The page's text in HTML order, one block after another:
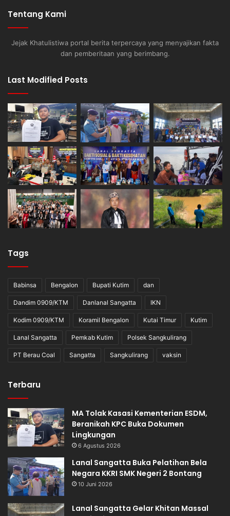
Tentang Kami
Jejak Khatulistiwa portal berita terpercaya yang menyajikan fakta
dan pemberitaan yang berimbang.
Last Modified Posts
Tags
Babinsa Bengalon Bupati Kutim dan
Dandim 0909/KTM Danlanal Sangatta IKN
Kodim 0909/KTM Koramil Bengalon Kutai Timur Kutim
Lanal Sangatta Pemkab Kutim Polsek Sangkulirang
PT Berau Coal Sangatta Sangkulirang vaksin
Terbaru
MA Tolak Kasasi Kementerian ESDM,
Beranikah KPC Buka Dokumen
Lingkungan
6 Agustus 2026
Lanal Sangatta Buka Pelatihan Bela
Negara KKRI SMK Negeri 2 Bontang
10 Juni 2026
Lanal Sangatta Gelar Khitan Massal